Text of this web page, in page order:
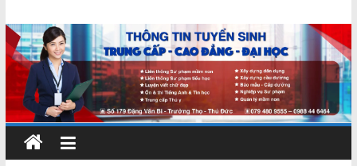
to
content
Chứng
chỉ
ngắn